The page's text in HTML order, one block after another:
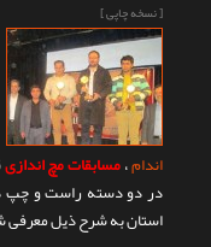
محصولات
[ نسخه چاپی ]
اندام،مسابقات مچ اندازی
استان به شرح ذیل